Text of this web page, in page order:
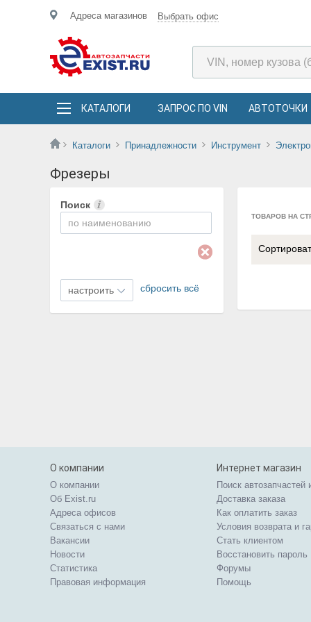
Адреса магазинов Выбрать офис
КАТАЛОГИ ЗАПРОС ПО VIN АВТОТОЧКИ
Каталоги Принадлежности Инструмент
Фрезеры
Поиск
настроить сбросить всё
ТОВАРОВ НА
О компании
О компании
Об Exist.ru
Адреса офисов
Связаться с нами
Вакансии
Новости
Статистика
Правовая информация
Интернет магазин
Поиск автозапчастей
Доставка заказа
Как оплатить заказ
Условия возврата и
Стать клиентом
Восстановить пароль
Форумы
Помощь